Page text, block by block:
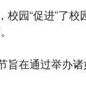
校园“促进”了
旨在通过举办